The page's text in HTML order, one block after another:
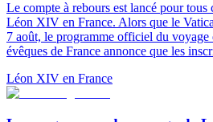
Le compte à rebours est lancé pour
Léon XIV en France. Alors que le
7 août, le programme officiel du voyage
évêques de France annonce que les
Léon XIV en France